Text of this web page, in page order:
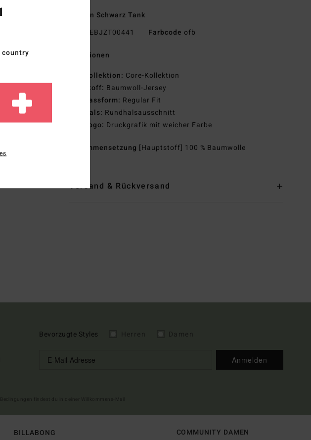
Frauen Schwarz Tank
EBJZT00441 Farbcode ofb
Funktionen
Kollektion: Core-Kollektion
Stoff: Baumwoll-Jersey
Passform: Regular Fit
Hals: Rundhalsausschnitt
Logo: Druckgrafik mit weicher Farbe
Zusammensetzung [Hauptstoff] 100 % Baumwolle
Versand & Rückversand
Bevorzugte Styles
Anmelden
BILLABONG COMMUNITY DAMEN
country